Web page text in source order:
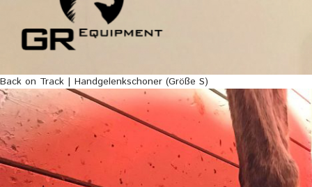
Back on Track | Handgelenkschoner (Größe S)